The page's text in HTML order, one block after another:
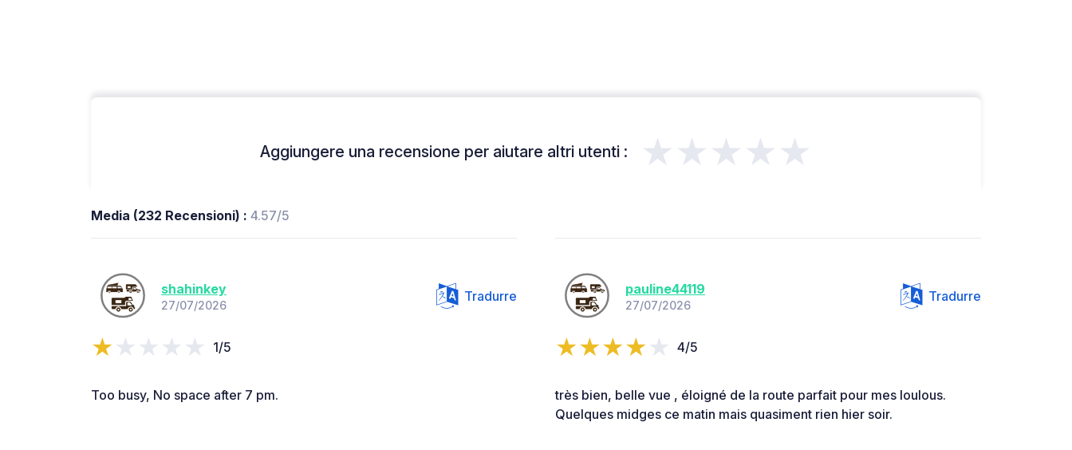
Aggiungere una recensione per aiutare altri utenti : ★★★★★
Media (232 Recensioni) : 4.57/5
shahinkey
27/07/2026
Tradurre
1/5
Too busy, No space after 7 pm.
pauline44119
27/07/2026
Tradurre
4/5
très bien, belle vue , éloigné de la route parfait pour mes loulous.
Quelques midges ce matin mais quasiment rien hier soir.